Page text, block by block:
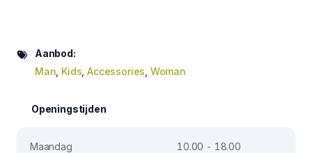
Aanbod:
Man Kids ,Accessories Woman
Openingstijden
Maandag
10.00 - 18.00